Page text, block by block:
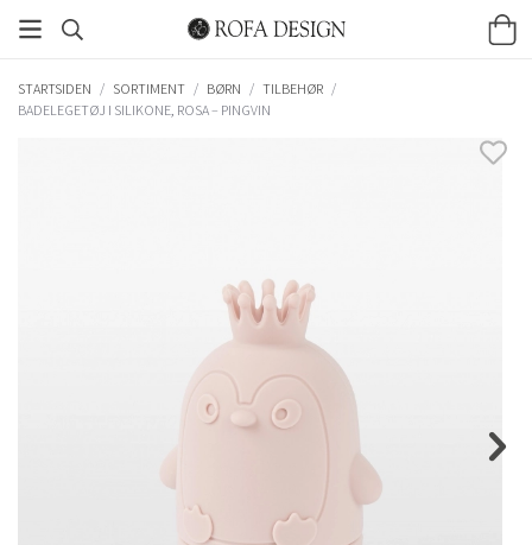
STARTSIDEN / SORTIMENT / BØRN / TILBEHØR /
BADELEGETØJ I SILIKONE, ROSA – PINGVIN